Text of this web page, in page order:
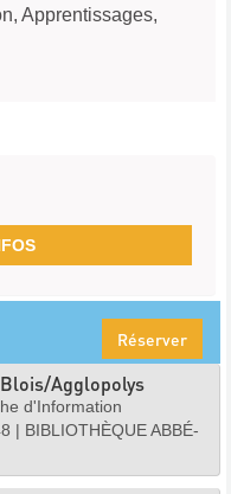
Apprentissages,
Réserver
Agglopolys
d'Information
| BIBLIOTHÈQUE ABBÉ-